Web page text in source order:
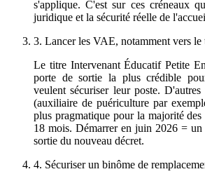
s'applique. C'est sur ces créneaux
juridique et la sécurité réelle de
3. Lancer les VAE, notamment vers le
Le titre Intervenant Éducatif Petite
porte de sortie la plus crédible
veulent sécuriser leur poste.
(auxiliaire de puériculture par
plus pragmatique pour la majorité
18 mois. Démarrer en juin 2026 = un
sortie du nouveau décret.
4. Sécuriser un binôme de